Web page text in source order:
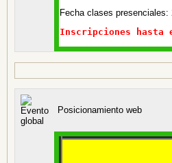
Fecha clases
Inscripciones hasta
Posicionamiento web